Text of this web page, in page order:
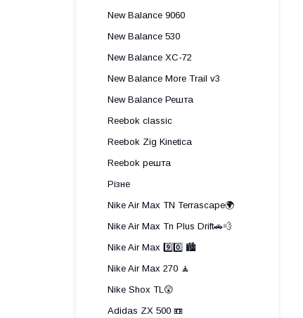
New Balance 9060
New Balance 530
New Balance XC-72
New Balance More Trail v3
New Balance Решта
Reebok classic
Reebok Zig Kinetica
Reebok решта
Різне
Nike Air Max TN Terrascape🌍
Nike Air Max Tn Plus Drift🚗💨
Nike Air Max 9️⃣0️⃣ 🏙️
Nike Air Max 270 🧘
Nike Shox TL😲
Adidas ZX 500 📼